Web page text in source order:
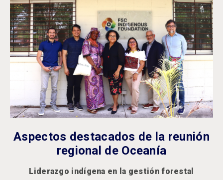
Aspectos destacados de la reunión
regional de Oceanía
Liderazgo indígena en la gestión forestal